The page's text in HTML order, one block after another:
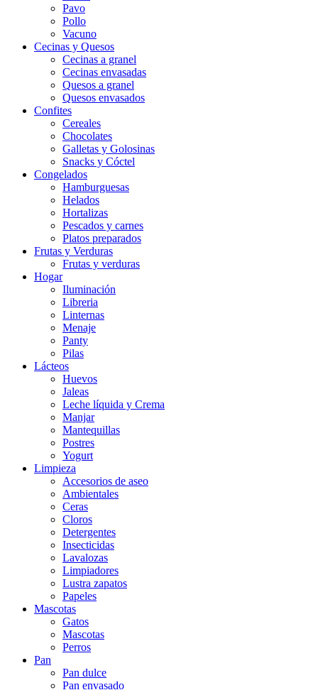
Pavo
Pollo
Vacuno
Cecinas y Quesos
Cecinas a granel
Cecinas envasadas
Quesos a granel
Quesos envasados
Confites
Cereales
Chocolates
Galletas y Golosinas
Snacks y Cóctel
Congelados
Hamburguesas
Helados
Hortalizas
Pescados y carnes
Platos preparados
Frutas y Verduras
Frutas y verduras
Hogar
Iluminación
Libreria
Linternas
Menaje
Panty
Pilas
Lácteos
Huevos
Jaleas
Leche líquida y Crema
Manjar
Mantequillas
Postres
Yogurt
Limpieza
Accesorios de aseo
Ambientales
Ceras
Cloros
Detergentes
Insecticidas
Lavalozas
Limpiadores
Lustra zapatos
Papeles
Mascotas
Gatos
Mascotas
Perros
Pan
Pan dulce
Pan envasado